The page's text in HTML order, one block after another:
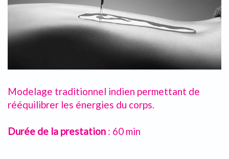
Modelage traditionnel indien permettant de
rééquilibrer les énergies du corps.
Durée de la prestation : 60 min